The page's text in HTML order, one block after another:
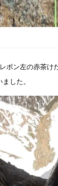
ン左の赤茶け
した。